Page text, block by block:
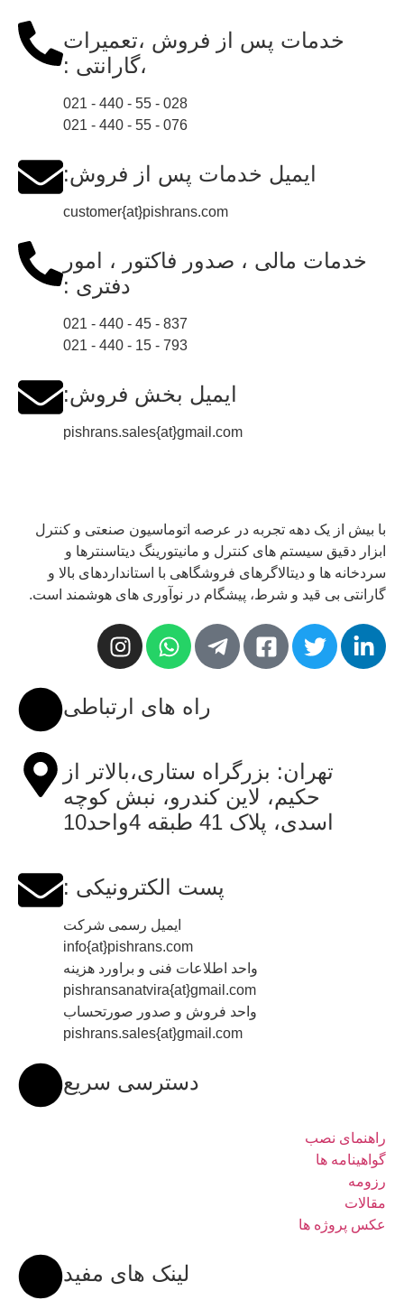
خدمات پس از فروش ،تعمیرات
،گارانتی :
028 - 55 - 440 - 021
076 - 55 - 440 - 021
ایمیل خدمات پس از فروش:
customer{at}pishrans.com
خدمات مالی ، صدور فاکتور ، امور
دفتری :
837 - 45 - 440 - 021
793 - 15 - 440 - 021
ایمیل بخش فروش:
pishrans.sales{at}gmail.com
با بیش از یک دهه تجربه در عرصه اتوماسیون صنعتی و کنترل
ابزار دقیق سیستم های کنترل و مانیتورینگ دیتاسنترها و
سردخانه ها و دیتالاگرهای فروشگاهی با استانداردهای بالا و
گارانتی بی قید و شرط، پیشگام در نوآوری های هوشمند است.
راه های ارتباطی
تهران: بزرگراه ستاری،بالاتر از
حکیم، لاین کندرو، نبش کوچه
اسدی، پلاک 41 طبقه 4واحد10
پست الکترونیکی :
ایمیل رسمی شرکت
info{at}pishrans.com
واحد اطلاعات فنی و براورد هزینه
pishransanatvira{at}gmail.com
واحد فروش و صدور صورتحساب
pishrans.sales{at}gmail.com
دسترسی سریع
راهنمای نصب
گواهینامه ها
رزومه
مقالات
عکس پروژه ها
لینک های مفید